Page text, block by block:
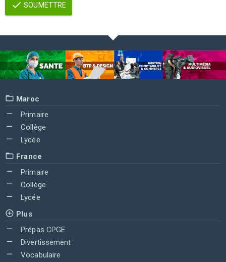
SOUMETTRE
Maroc
Primaire
Collège
Lycée
France
Primaire
Collège
Lycée
Plus
Prépas CPGE
Divertissement
Vocabulaire